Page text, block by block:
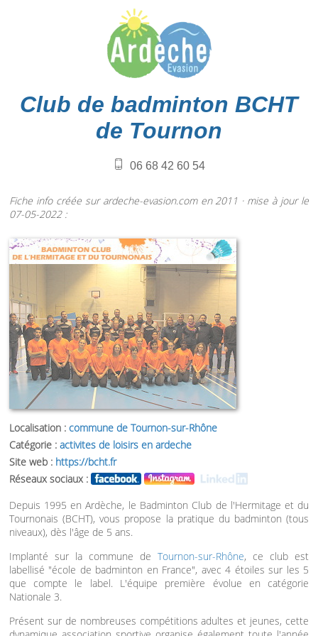
Club de badminton BCHT
de Tournon
06 68 42 60 54
Fiche info créée sur ardeche-evasion.com en 2011 · mise à jour le
07-05-2022 :
Localisation : commune de Tournon-sur-Rhône
Catégorie : activites de loisirs en ardeche
Site web : https://bcht.fr
Réseaux sociaux :
Depuis 1995 en Ardèche, le Badminton Club de l'Hermitage et du
Tournonais (BCHT), vous propose la pratique du badminton (tous
niveaux), dès l'âge de 5 ans.
Implanté sur la commune deTournon-sur-Rhône, ce club est
labellisé "école de badminton en France", avec 4 étoiles sur les 5
que compte le label. L'équipe première évolue en catégorie
Nationale 3.
Présent sur de nombreuses compétitions adultes et jeunes, cette